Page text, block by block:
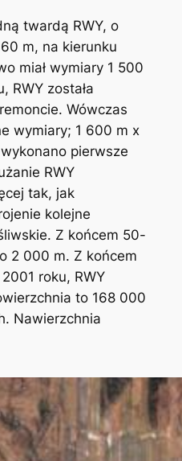
twardą RWY, o
m, na kierunku
miał wymiary 1 500
RWY została
Wówczas
wymiary; 1 600 m x
pierwsze
RWY
tak, jak
kolejne
Z końcem 50-
2 000 m. Z końcem
roku, RWY
to 168 000
Nawierzchnia